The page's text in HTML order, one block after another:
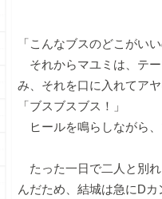
「こんなブスのどこがいい
それからマユミは、テ
み、それを口に入れてアヤ
「ブスブスブス！」
ヒールを鳴らしながら、
たった一日で二人と別
んだため、結城は急にD